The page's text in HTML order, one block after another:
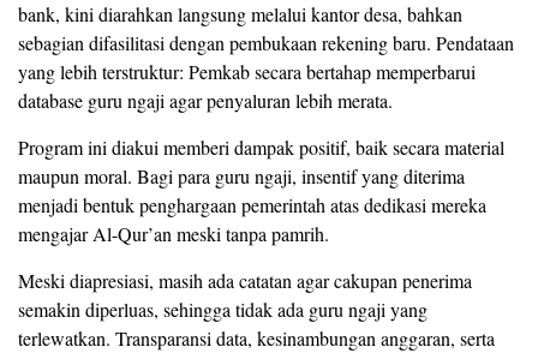
bank, kini diarahkan langsung melalui kantor desa, bahkan
sebagian difasilitasi dengan pembukaan rekening baru. Pendataan
yang lebih terstruktur: Pemkab secara bertahap memperbarui
database guru ngaji agar penyaluran lebih merata.
Program ini diakui memberi dampak positif, baik secara material
maupun moral. Bagi para guru ngaji, insentif yang diterima
menjadi bentuk penghargaan pemerintah atas dedikasi mereka
mengajar Al-Qur’an meski tanpa pamrih.
Meski diapresiasi, masih ada catatan agar cakupan penerima
semakin diperluas, sehingga tidak ada guru ngaji yang
terlewatkan. Transparansi data, kesinambungan anggaran, serta